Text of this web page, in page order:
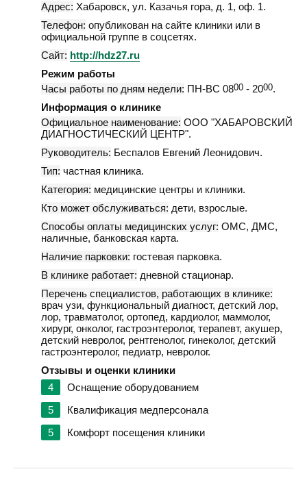
Адрес: Хабаровск, ул. Казачья гора, д. 1, оф. 1.
Телефон: опубликован на сайте клиники или в
официальной группе в соцсетях.
Сайт: http://hdz27.ru
Режим работы
Часы работы по дням недели: ПН-ВС 0800 - 2000.
Информация о клинике
Официальное наименование: ООО "ХАБАРОВСКИЙ
ДИАГНОСТИЧЕСКИЙ ЦЕНТР".
Руководитель: Беспалов Евгений Леонидович.
Тип: частная клиника.
Категория: медицинские центры и клиники.
Кто может обслуживаться: дети, взрослые.
Способы оплаты медицинских услуг: ОМС, ДМС,
наличные, банковская карта.
Наличие парковки: гостевая парковка.
В клинике работает: дневной стационар.
Перечень специалистов, работающих в клинике:
врач узи, функциональный диагност, детский лор,
лор, травматолог, ортопед, кардиолог, маммолог,
хирург, онколог, гастроэнтеролог, терапевт, акушер,
детский невролог, рентгенолог, гинеколог, детский
гастроэнтеролог, педиатр, невролог.
Отзывы и оценки клиники
4
Оснащение оборудованием
5
Квалификация медперсонала
5
Комфорт посещения клиники